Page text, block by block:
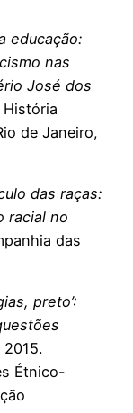
educação:
nas
José dos
História
de Janeiro,
das raças:
racial no
das
preto’:
2015.
Étnico-